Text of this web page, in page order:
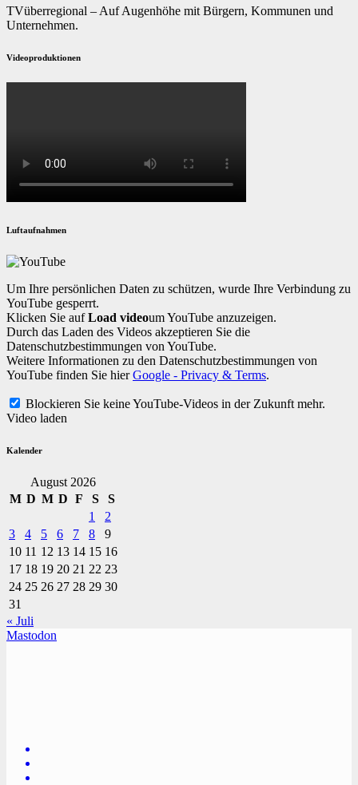
TVüberregional – Auf Augenhöhe mit Bürgern, Kommunen und
Unternehmen.
Videoproduktionen
Luftaufnahmen
Um Ihre persönlichen Daten zu schützen, wurde Ihre Verbindung zu
YouTube gesperrt.
Klicken Sie aufLoad videoum YouTube anzuzeigen.
Durch das Laden des Videos akzeptieren Sie die
Datenschutzbestimmungen von YouTube.
Weitere Informationen zu den Datenschutzbestimmungen von
YouTube finden Sie hierGoogle - Privacy & Terms.
Blockieren Sie keine YouTube-Videos in der Zukunft mehr.
Video laden
Kalender
August 2026
M D M D F S
S
1
2
3
4 5 6 7 8
9
10 11 12 13 14 15 16
17 18 19 20 21 22 23
24 25 26 27 28 29 30
31
« Juli
Mastodon